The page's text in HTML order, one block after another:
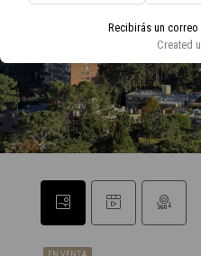
Recibirás un
Created